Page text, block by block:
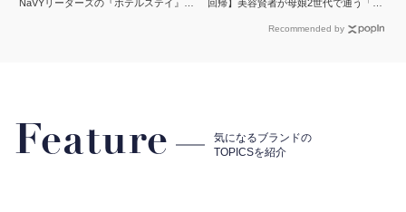
NaVYリーダーズの『ホテルステイ』に
回帰】美容賢者が母娘2世代で通う「化
Recommended by
Feature
気になるブランドの
TOPICSを紹介